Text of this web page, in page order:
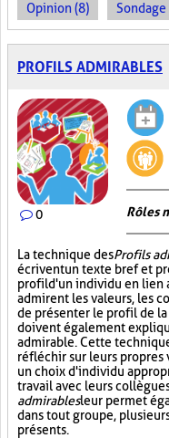
Opinion (8) Sondage
PROFILS ADMIRABLES
0 Rôles
La technique desProfils
écrivent un texte bref et
profil d'un individu en lien
admirent les valeurs, les
de présenter le profil de
doivent également
admirable. Cette
réfléchir sur leurs propres
un choix d'individu
travail avec leurs
admirablesleur permet
dans tout groupe,
présents.